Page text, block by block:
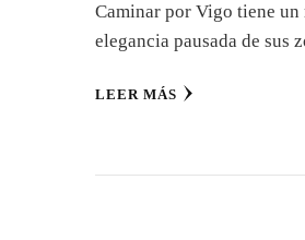
Caminar por Vigo tiene
elegancia pausada de sus
LEER MÁS